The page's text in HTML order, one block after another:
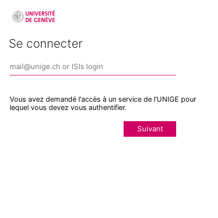
Se connecter
Vous avez demandé l'accès à un service de l'UNIGE pour
lequel vous devez vous authentifier.
Suivant